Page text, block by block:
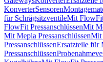
KonverterSensoren
für SchrägsitzventileMit FlowFit
FlowFit PressanschlüssenMit
Mit Mepla PressanschlüssenMit
PressanschlüssenErsatzteile für
Pressanschlüssen